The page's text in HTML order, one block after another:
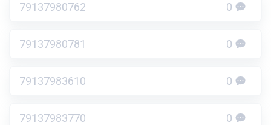
79137980762 0
79137980781 0
79137983610 0
79137983770 0